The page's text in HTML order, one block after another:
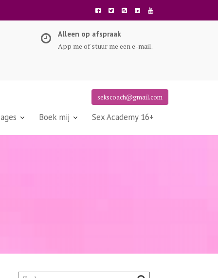
Alleen op afspraak
App me of stuur me een e-mail.
sekscoach@gmail.com
Boek mij Sex Academy 16+